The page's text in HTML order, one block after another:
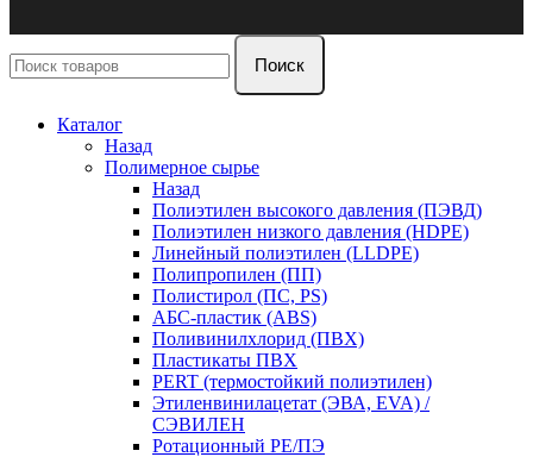
Поиск
Каталог
Назад
Полимерное сырье
Назад
Полиэтилен высокого давления (ПЭВД)
Полиэтилен низкого давления (HDPE)
Линейный полиэтилен (LLDPE)
Полипропилен (ПП)
Полистирол (ПС, PS)
АБС-пластик (ABS)
Поливинилхлорид (ПВХ)
Пластикаты ПВХ
PERT (термостойкий полиэтилен)
Этиленвинилацетат (ЭВА, EVA) /
СЭВИЛЕН
Ротационный PE/ПЭ